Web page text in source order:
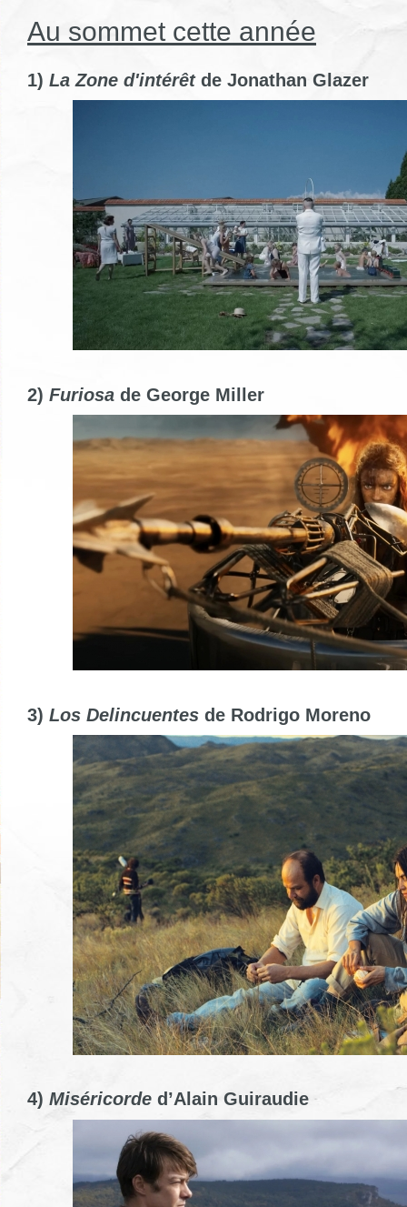
Au sommet cette année
1) La Zone d'intérêt de Jonathan Glazer
2) Furiosa de George Miller
3) Los Delincuentes de Rodrigo Moreno
4) Miséricorde d’Alain Guiraudie